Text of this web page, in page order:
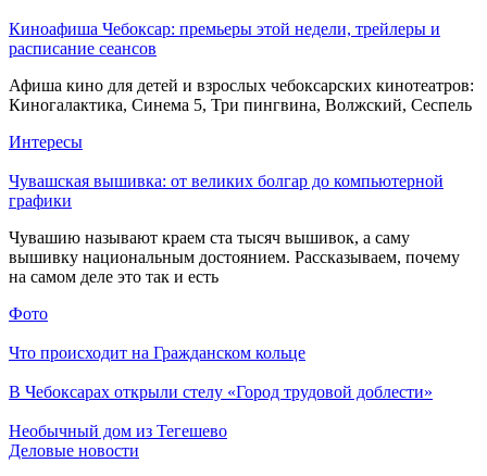
Киноафиша Чебоксар: премьеры этой недели, трейлеры и
расписание сеансов
Афиша кино для детей и взрослых чебоксарских кинотеатров:
Киногалактика, Синема 5, Три пингвина, Волжский, Сеспель
Интересы
Чувашская вышивка: от великих болгар до компьютерной
графики
Чувашию называют краем ста тысяч вышивок, а саму
вышивку национальным достоянием. Рассказываем, почему
на самом деле это так и есть
Фото
Что происходит на Гражданском кольце
В Чебоксарах открыли стелу «Город трудовой доблести»
Необычный дом из Тегешево
Деловые новости